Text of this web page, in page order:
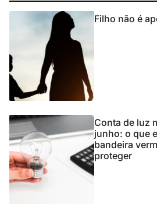
Filho não é
Conta de luz
junho: o que
bandeira
proteger